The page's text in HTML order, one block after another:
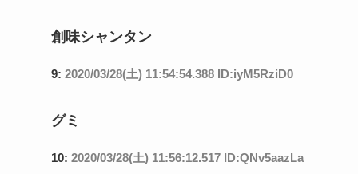
創味シャンタン
9: 2020/03/28(土) 11:54:54.388 ID:iyM5RziD0
グミ
10: 2020/03/28(土) 11:56:12.517 ID:QNv5aazLa